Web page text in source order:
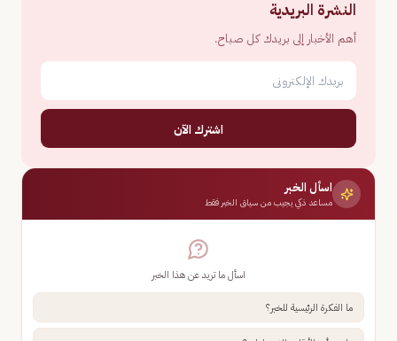
النشرة البريدية
أهم الأخبار إلى بريدك كل صباح.
اشترك الآن
اسأل الخبر
مساعد ذكي يجيب من سياق الخبر فقط
اسأل ما تريد عن هذا الخبر
ما الفكرة الرئيسية للخبر؟